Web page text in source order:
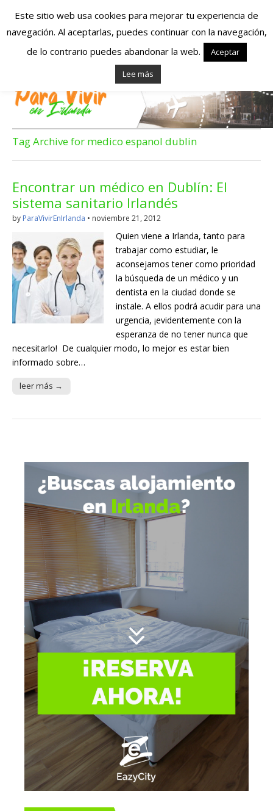
Españoles en
Irlanda – Vivir en
Irlanda – Trabajo
en Irlanda –
Alojamiento en
Irlanda
Blog dedicado a los que viven, estudian y trabajan en
Irlanda!
Tag Archive for medico espanol dublin
Encontrar un médico en Dublín: El
sistema sanitario Irlandés
by ParaVivirEnIrlanda • noviembre 21, 2012
Quien viene a Irlanda, tanto para
trabajar como estudiar, le
aconsejamos tener como prioridad
la búsqueda de un médico y un
dentista en la ciudad donde se
instale. A ellos podrá acudir para una
urgencia, ¡evidentemente con la
esperanza de no tener nunca que
necesitarlo! De cualquier modo, lo mejor es estar bien
informado sobre…
leer más →
Este sitio web usa cookies para mejorar tu experiencia de
navegación. Al aceptarlas, puedes continuar con la navegación,
de lo contrario puedes abandonar la web.
Aceptar
Lee más